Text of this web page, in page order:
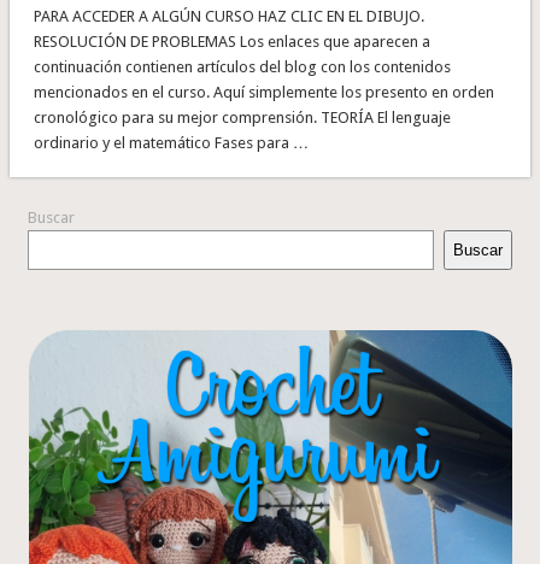
PARA ACCEDER A ALGÚN CURSO HAZ CLIC EN EL DIBUJO.
RESOLUCIÓN DE PROBLEMAS Los enlaces que aparecen a
continuación contienen artículos del blog con los contenidos
mencionados en el curso. Aquí simplemente los presento en orden
cronológico para su mejor comprensión. TEORÍA El lenguaje
ordinario y el matemático Fases para …
Buscar
Buscar